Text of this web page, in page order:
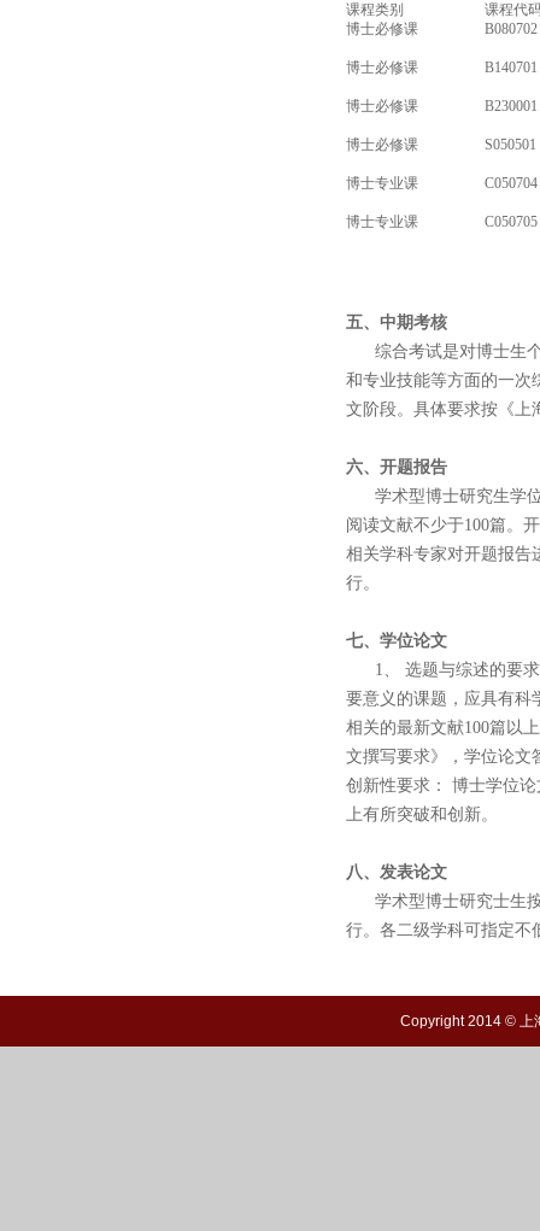
课程类别
课程代
博士必修课
B080702
博士必修课 B140701
博士必修课 B230001
博士必修课 S050501
博士专业课 C050704
博士专业课 C050705
五、中期考核
综合考试是对博士生个
和专业技能等方面的一次
文阶段。具体要求按《上
六、开题报告
学术型博士研究生学位
阅读文献不少于100篇。
相关学科专家对开题报告
行。
七、学位论文
1、 选题与综述的要求
要意义的课题，应具有科
相关的最新文献100篇以
文撰写要求》，学位论文
创新性要求： 博士学位
上有所突破和创新。
八、发表论文
学术型博士研究士生按
行。各二级学科可指定不
Copyright 2014 © 上